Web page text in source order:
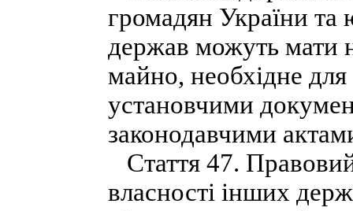
громадян України та
держав можуть мати
майно, необхідне для
установчими
законодавчими
Стаття 47.
власності інших